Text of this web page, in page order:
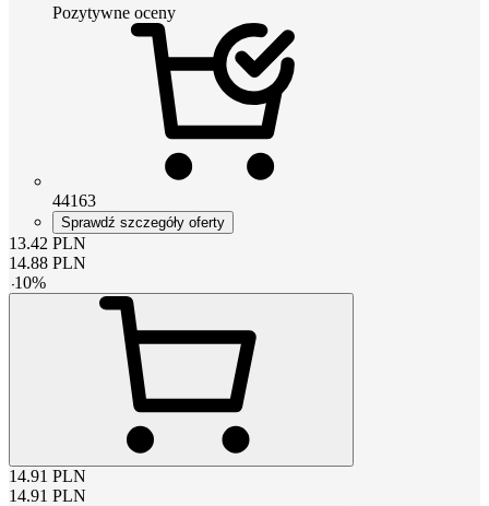
Pozytywne oceny
44163
Sprawdź szczegóły oferty
13.42 PLN
14.88 PLN
-10%
14.91 PLN
14.91 PLN